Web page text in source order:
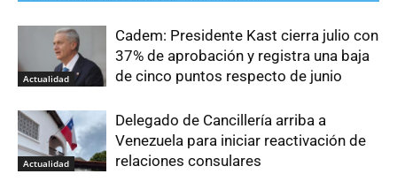
Actualidad
Cadem: Presidente Kast cierra julio con
37% de aprobación y registra una baja
de cinco puntos respecto de junio
Actualidad
Delegado de Cancillería arriba a
Venezuela para iniciar reactivación de
relaciones consulares